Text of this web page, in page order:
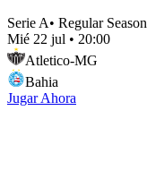
Serie A• Regular Season
Mié 22 jul • 20:00
Atletico-MG
Bahia
Jugar Ahora